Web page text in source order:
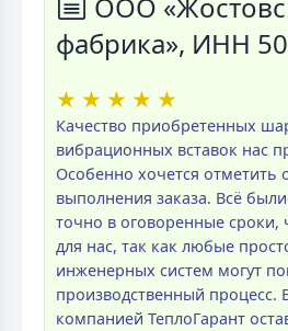
ООО
фабрика», ИНН
★ ★ ★ ★ ★
Качество приобретенных
вибрационных вставок нас
Особенно хочется отметить
выполнения заказа. Всё
точно в оговоренные сроки,
для нас, так как любые
инженерных систем могут
производственный процесс.
компанией ТеплоГарант